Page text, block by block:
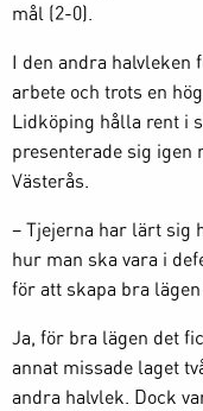
mål (2-0).
I den andra halvleken
arbete och trots en
Lidköping hålla rent i
presenterade sig
Västerås.
– Tjejerna har lärt sig
hur man ska vara i
för att skapa bra
Ja, för bra lägen det
annat missade laget
andra halvlek. Dock